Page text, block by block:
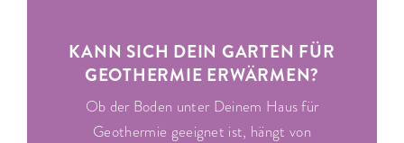
KANN SICH DEIN GARTEN FÜR
GEOTHERMIE ERWÄRMEN?
Ob der Boden unter Deinem Haus für
Geothermie ­geeignet ist, hängt von